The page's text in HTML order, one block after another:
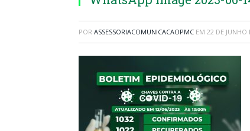
POR ASSESSORIACOMUNICACAOPMC EM 22 DE JUNHO